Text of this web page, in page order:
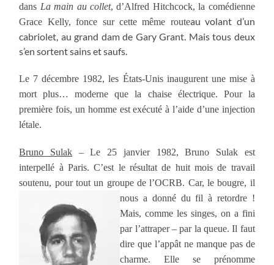
dans La main au collet, d’Alfred Hitchcock, la comédienne
Grace Kelly, fonce sur cette même routeau volant d’un
cabriolet, au grand dam de Gary Grant. Mais tous deux
s’en sortent sains et saufs.
Le 7 décembre 1982, les États-Unis inaugurent une mise à
mort plus… moderne que la chaise électrique. Pour la
première fois, un homme est exécuté à l’aide d’une injection
létale.
Bruno Sulak – Le 25 janvier 1982, Bruno Sulak est
interpellé à Paris. C’est le résultat de huit mois de travail
soutenu, pour tout un groupe de l’OCRB. Car, lebougre, il
nous a donné du fil à retordre !
Mais, comme les singes, on a fini
par l’attraper – par la queue. Il faut
dire que l’appât ne manque pas de
charme. Elle se prénomme